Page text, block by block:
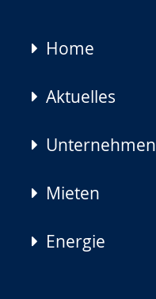
Navigation
Home
Aktuelles
Unternehmen
Mieten
Energie